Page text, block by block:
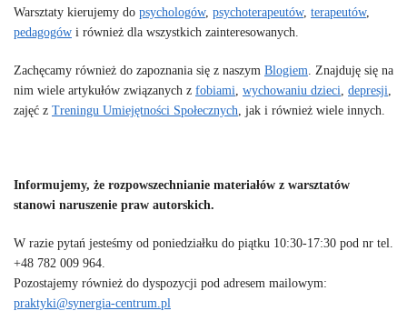
Warsztaty kierujemy do psychologów, psychoterapeutów, terapeutów,
pedagogów i również dla wszystkich zainteresowanych.
Zachęcamy również do zapoznania się z naszym Blogiem . Znajduję się na
nim wiele artykułów związanych z fobiami wychowaniu dzieci depresji
zajęć z Treningu Umiejętności Społecznych , jak i również wiele innych.
Informujemy, że rozpowszechnianie materiałów z warsztatów
stanowi naruszenie praw autorskich.
W razie pytań jesteśmy od poniedziałku do piątku 10:30-17:30 pod nr tel.
+48 782 009 964.
Pozostajemy również do dyspozycji pod adresem mailowym:
praktyki@synergia-centrum.pl